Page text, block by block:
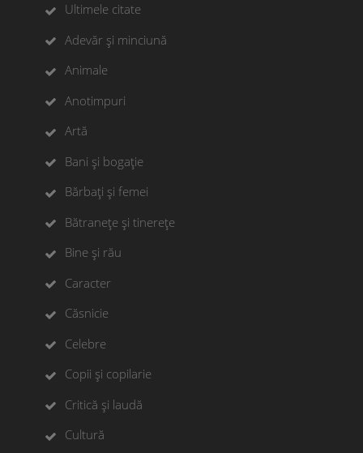
Ultimele citate
Adevăr și minciună
Animale
Anotimpuri
Artă
Bani și bogație
Bărbați și femei
Bătranețe și tinerețe
Bine și rău
Caracter
Căsnicie
Celebre
Copii și copilarie
Critică și laudă
Cultură